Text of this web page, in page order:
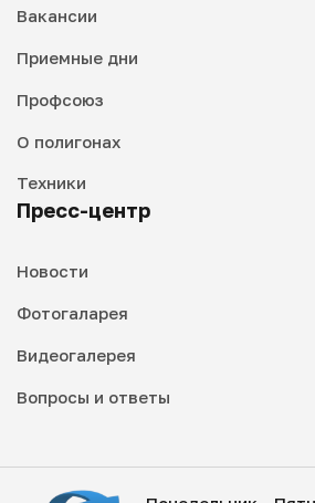
Вакансии
Приемные дни
Профсоюз
О полигонах
Техники
Пресс-центр
Новости
Фотогаларея
Видеогалерея
Вопросы и ответы